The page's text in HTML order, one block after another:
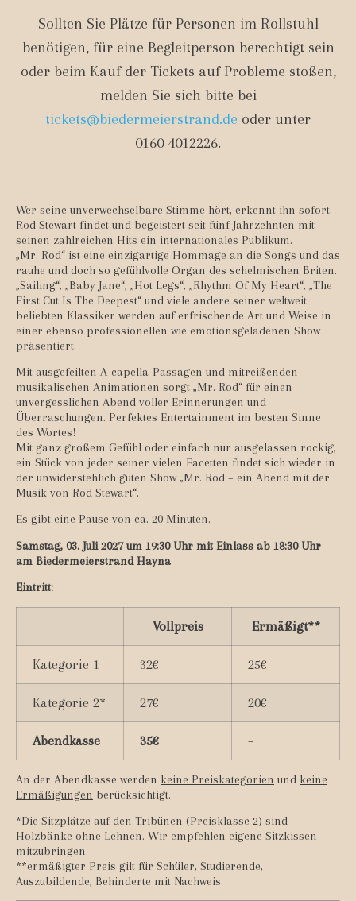
Wer seine unverwechselbare Stimme hört, erkennt ihn sofort.
Rod Stewart findet und begeistert seit fünf Jahrzehnten mit
seinen zahlreichen Hits ein internationales Publikum.
„Mr. Rod“ ist eine einzigartige Hommage an die Songs und das
rauhe und doch so gefühlvolle Organ des schelmischen Briten.
„Sailing“, „Baby Jane“, „Hot Legs“, „Rhythm Of My Heart“, „The
First Cut Is The Deepest“ und viele andere seiner weltweit
beliebten Klassiker werden auf erfrischende Art und Weise in
einer ebenso professionellen wie emotionsgeladenen Show
präsentiert.
Mit ausgefeilten A-capella-Passagen und mitreißenden
musikalischen Animationen sorgt „Mr. Rod“ für einen
unvergesslichen Abend voller Erinnerungen und
Überraschungen. Perfektes Entertainment im besten Sinne
des Wortes!
Mit ganz großem Gefühl oder einfach nur ausgelassen rockig,
ein Stück von jeder seiner vielen Facetten findet sich wieder in
der unwiderstehlich guten Show „Mr. Rod – ein Abend mit der
Musik von Rod Stewart“.
Es gibt eine Pause von ca. 20 Minuten.
Samstag, 03. Juli 2027 um 19:30 Uhr mit Einlass ab 18:30 Uhr
am Biedermeierstrand Hayna
Eintritt:
Vollpreis Ermäßigt**
Kategorie 1 32€ 25€
Kategorie 2* 27€ 20€
Abendkasse 35€ –
An der Abendkasse werden keine Preiskategorien und keine
Ermäßigungen berücksichtigt.
*Die Sitzplätze auf den Tribünen (Preisklasse 2) sind
Holzbänke ohne Lehnen. Wir empfehlen eigene Sitzkissen
mitzubringen.
**ermäßigter Preis gilt für Schüler, Studierende,
Auszubildende, Behinderte mit Nachweis
Sollten Sie Plätze für Personen im Rollstuhl
benötigen, für eine Begleitperson berechtigt sein
oder beim Kauf der Tickets auf Probleme stoßen,
melden Sie sich bitte bei
tickets@biedermeierstrand.de oder unter
0160 4012226.